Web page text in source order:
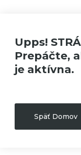
Upps!
Prepáčte,
je aktívna.
Späť Domov